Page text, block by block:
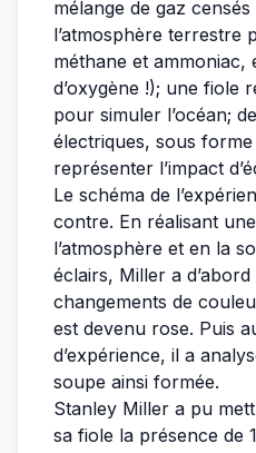
mélange de gaz
l’atmosphère terrestre
méthane et ammoniac,
d’oxygène !); une fiole
pour simuler l’océan;
électriques, sous forme
représenter l’impact
Le schéma de
contre. En réalisant
l’atmosphère et en la
éclairs, Miller a
changements de
est devenu rose. Puis
d’expérience, il a
soupe ainsi formée.
Stanley Miller a pu
sa fiole la présence de